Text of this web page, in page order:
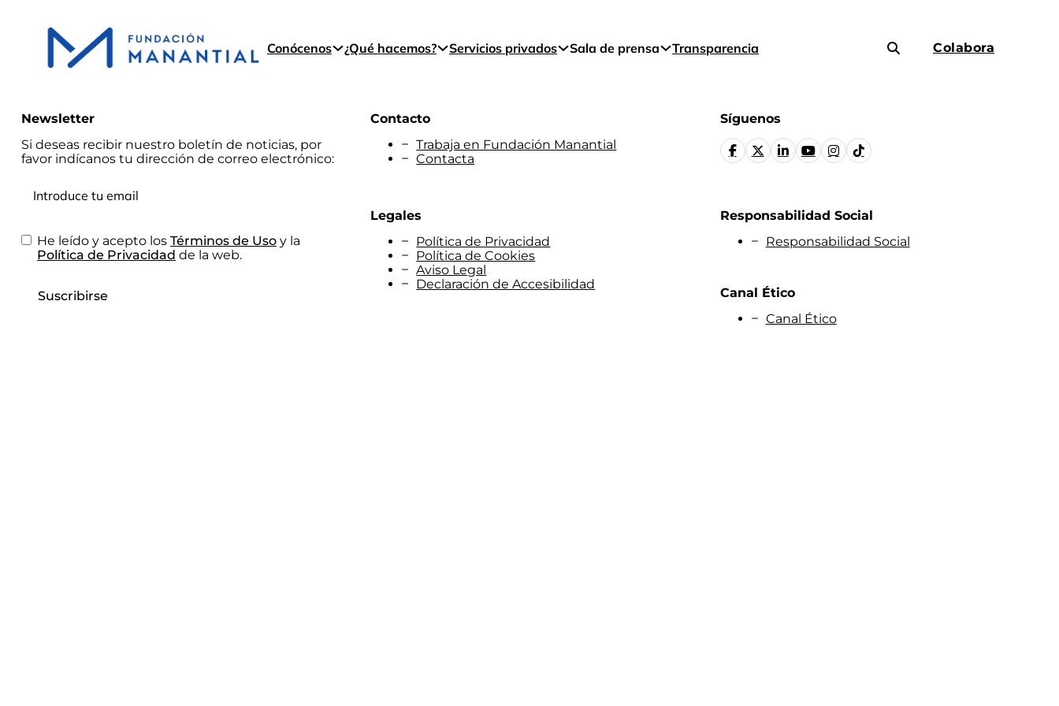
Conócenos ¿Qué hacemos? Servicios privados Sala de prensa Transparencia Colabora
Newsletter
Si deseas recibir nuestro boletín de noticias, por
favor indícanos tu dirección de correo electrónico:
He leído y acepto los Términos de Uso y la
Política de Privacidad de la web.
Suscribirse
Contacto
Trabaja en Fundación Manantial
Contacta
Legales
Política de Privacidad
Política de Cookies
Aviso Legal
Declaración de Accesibilidad
Síguenos
Responsabilidad Social
Responsabilidad Social
Canal Ético
Canal Ético